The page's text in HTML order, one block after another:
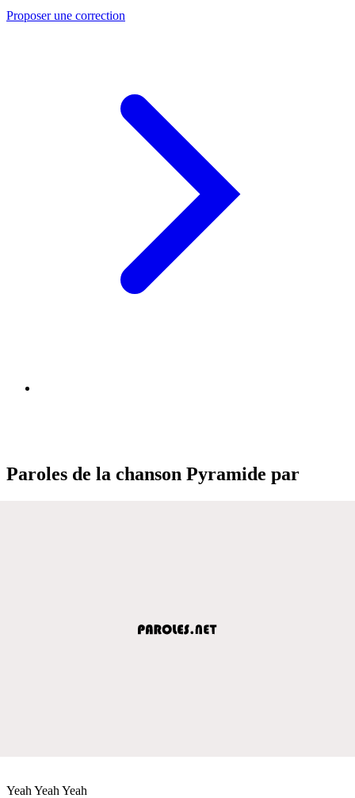
Proposer une correction
Paroles de la chanson Pyramide par
Yeah Yeah Yeah